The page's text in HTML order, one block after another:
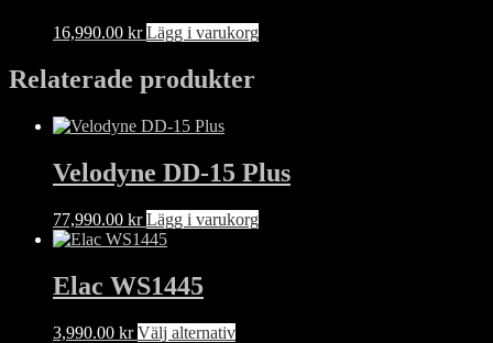
16,990.00 kr Lägg i varukorg
Relaterade produkter
Velodyne DD-15 Plus
77,990.00 kr Lägg i varukorg
Elac WS1445
3,990.00 kr Välj alternativDen